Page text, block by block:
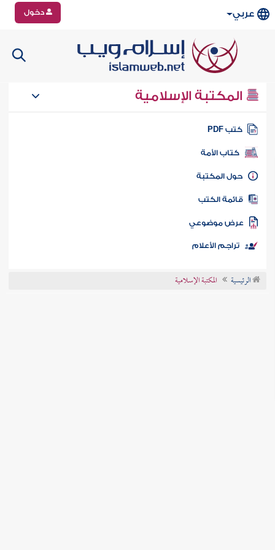
عربي دخول
المكتبة الإسلامية
كتب PDF
كتاب الأمة
المكتبة
الكتب
موضوعي
تراجم الأعلام
الرئيسية المكتبة الإسلامية